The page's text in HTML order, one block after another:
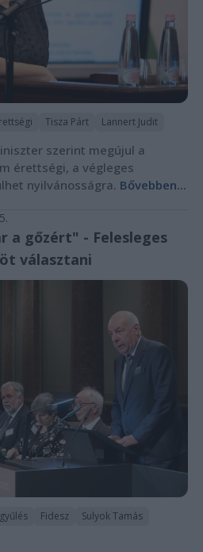
Tisza Párt Lannert Judit
szerint megújul a
érettségi, a végleges
nyilvánosságra. Bővebben...
a gőzért" - Felesleges
választani
Fidesz
Sulyok Tamás